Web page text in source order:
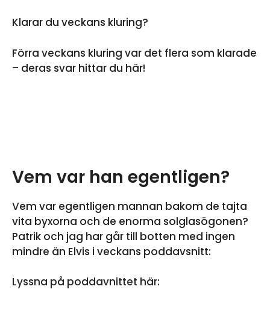
Klarar du veckans kluring?
Förra veckans kluring var det flera som klarade
– deras svar hittar du här!
Vem var han egentligen?
Vem var egentligen mannan bakom de tajta
vita byxorna och de enorma solglasögonen?
Patrik och jag har går till botten med ingen
mindre än Elvis i veckans poddavsnitt:
Lyssna på poddavnittet här: